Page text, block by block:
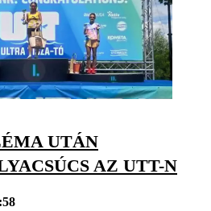
UTÁN
AZ UTT-N